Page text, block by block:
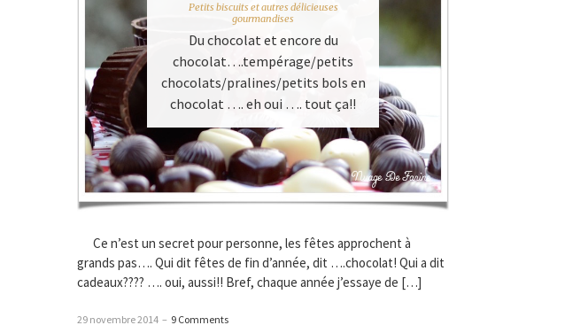
Petits biscuits et autres délicieuses
gourmandises
Du chocolat et encore du
chocolat….tempérage/petits
chocolats/pralines/petits bols en
chocolat …. eh oui …. tout ça!!
Ce n’est un secret pour personne, les fêtes approchent à
grands pas…. Qui dit fêtes de fin d’année, dit ….chocolat! Qui a dit
cadeaux???? …. oui, aussi!! Bref, chaque année j’essaye de […]
29 novembre 2014 – 9 Comments